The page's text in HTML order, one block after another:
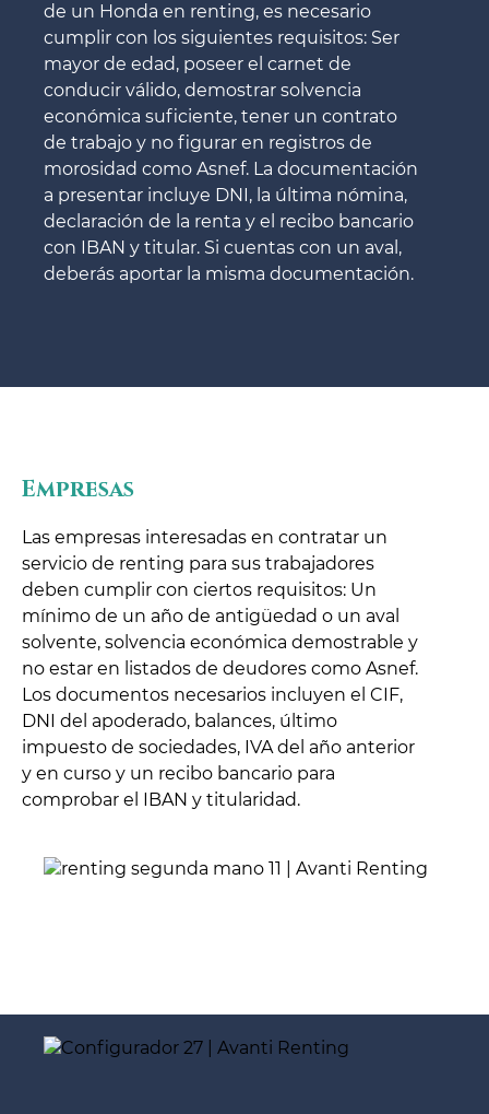
de un Honda en renting, es necesario
cumplir con los siguientes requisitos: Ser
mayor de edad, poseer el carnet de
conducir válido, demostrar solvencia
económica suficiente, tener un contrato
de trabajo y no figurar en registros de
morosidad como Asnef. La documentación
a presentar incluye DNI, la última nómina,
declaración de la renta y el recibo bancario
con IBAN y titular. Si cuentas con un aval,
deberás aportar la misma documentación.
Empresas
Las empresas interesadas en contratar un
servicio de renting para sus trabajadores
deben cumplir con ciertos requisitos: Un
mínimo de un año de antigüedad o un aval
solvente, solvencia económica demostrable y
no estar en listados de deudores como Asnef.
Los documentos necesarios incluyen el CIF,
DNI del apoderado, balances, último
impuesto de sociedades, IVA del año anterior
y en curso y un recibo bancario para
comprobar el IBAN y titularidad.